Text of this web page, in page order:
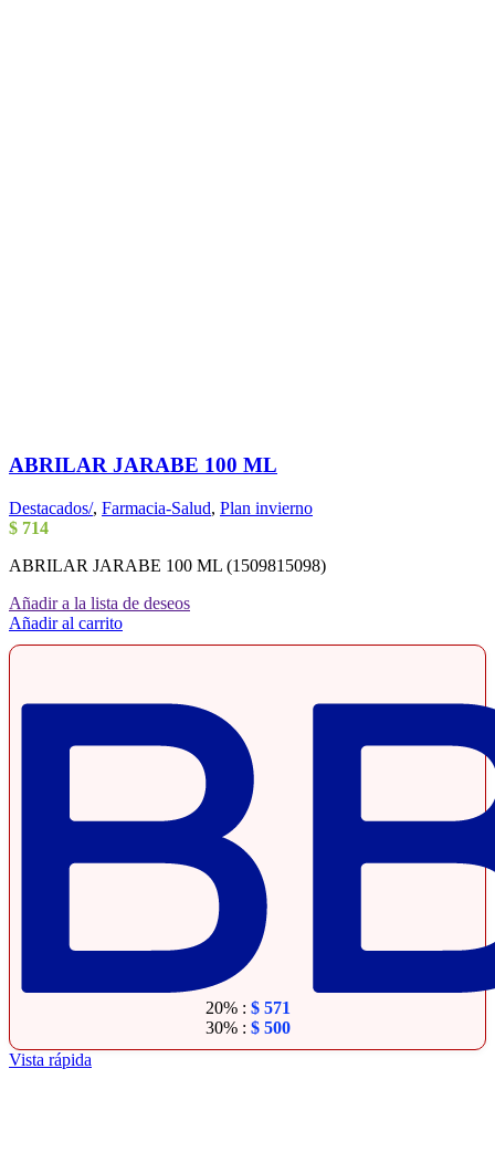
ABRILAR JARABE 100 ML
Destacados/, Farmacia-Salud, Plan invierno
$ 714
ABRILAR JARABE 100 ML (1509815098)
Añadir a la lista de deseos
Añadir al carrito
20% : $571
30% : $500
Vista rápida